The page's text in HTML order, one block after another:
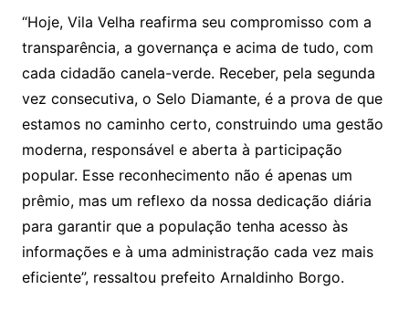
“Hoje, Vila Velha reafirma seu compromisso com a
transparência, a governança e acima de tudo, com
cada cidadão canela-verde. Receber, pela segunda
vez consecutiva, o Selo Diamante, é a prova de que
estamos no caminho certo, construindo uma gestão
moderna, responsável e aberta à participação
popular. Esse reconhecimento não é apenas um
prêmio, mas um reflexo da nossa dedicação diária
para garantir que a população tenha acesso às
informações e à uma administração cada vez mais
eficiente”, ressaltou prefeito Arnaldinho Borgo.